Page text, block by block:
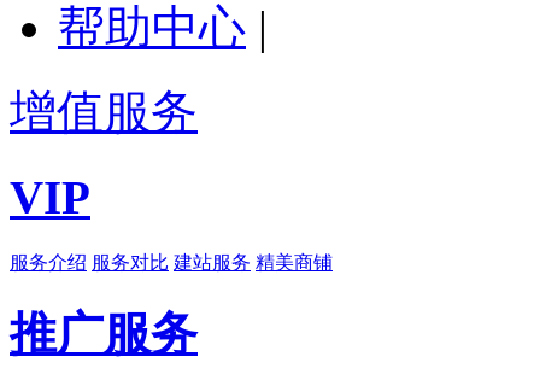
帮助中心 |
增值服务
VIP
服务介绍 服务对比 建站服务 精美商铺
推广服务